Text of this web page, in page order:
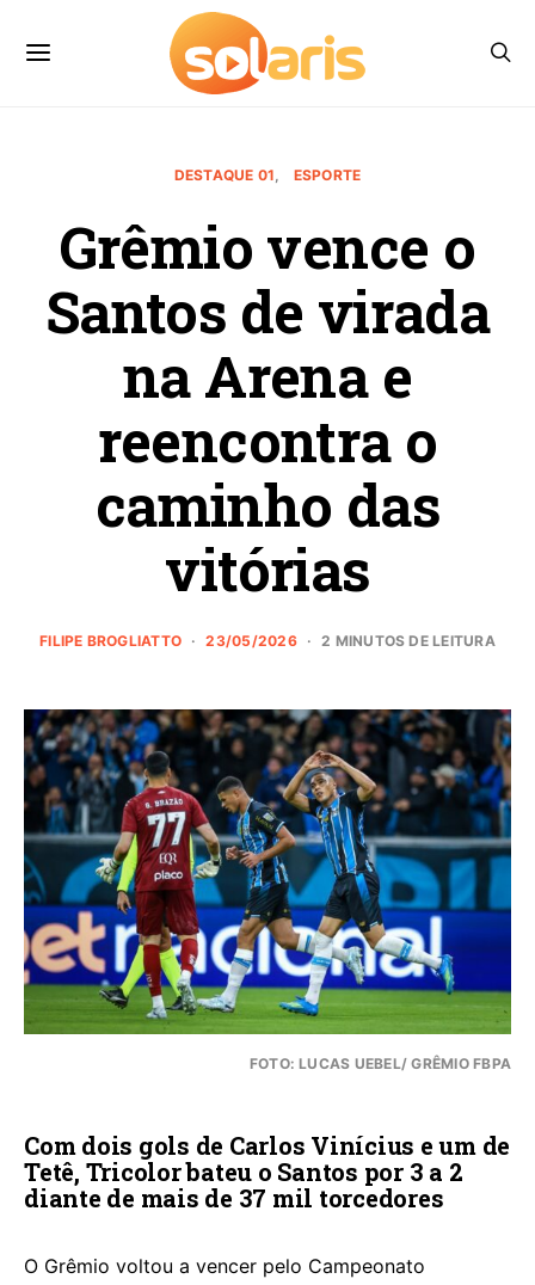
DESTAQUE 01 ESPORTE
Grêmio vence o
Santos de virada
na Arena e
reencontra o
caminho das
vitórias
FILIPE BROGLIATTO 23/05/2026 2 MINUTOS DE LEITURA
FOTO: LUCAS UEBEL/ GRÊMIO FBPA
Com dois gols de Carlos Vinícius e um de
Tetê, Tricolor bateu o Santos por 3 a 2
diante de mais de 37 mil torcedores
O Grêmio voltou a vencer pelo Campeonato